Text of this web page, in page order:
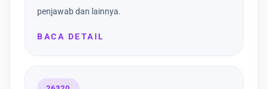
penjawab dan lainnya.
BACA DETAIL